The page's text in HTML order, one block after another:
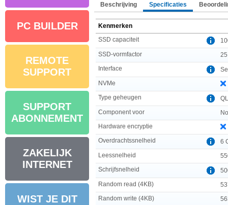
PC BUILDER
REMOTE
SUPPORT
SUPPORT
ABONNEMENT
ZAKELIJK
INTERNET
WIST JE DIT
Beschrijving Specificaties
Kenmerken
SSD capaciteit
SSD-vormfactor
25
Interface
NVMe
Type geheugen
Component voor
Hardware encryptie
Overdrachtssnelheid
6
Leessnelheid
Schrijfsnelheid
Random read (4KB)
Random write (4KB)